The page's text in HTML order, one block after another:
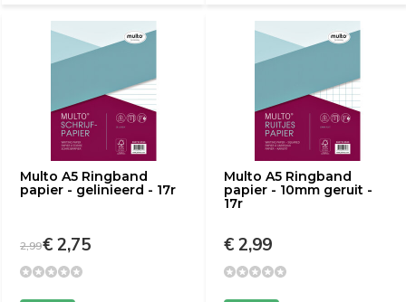
Multo A5 Ringband
papier - gelinieerd - 17r
2,99€ 2,75
Multo A5 Ringband
papier - 10mm geruit -
17r
€ 2,99